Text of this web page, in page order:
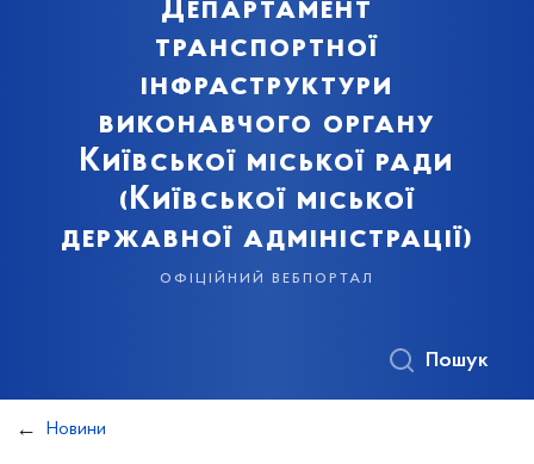
Департамент
транспортної
інфраструктури
виконавчого органу
Київської міської ради
(Київської міської
державної адміністрації)
офіційний вебпортал
Пошук
Новини